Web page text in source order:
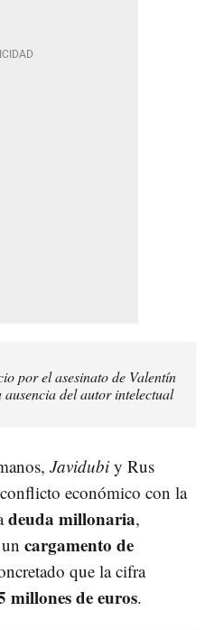
por el asesinato de Valentín
del autor intelectual
Javidubi y Rus
económico con la
deuda millonaria,
cargamento de
que la cifra
millones de euros.